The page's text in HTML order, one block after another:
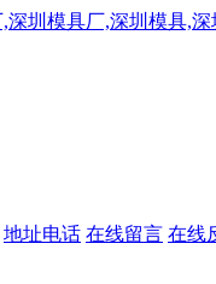
地址电话 在线留言 在线